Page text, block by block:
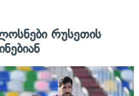
რუსეთის